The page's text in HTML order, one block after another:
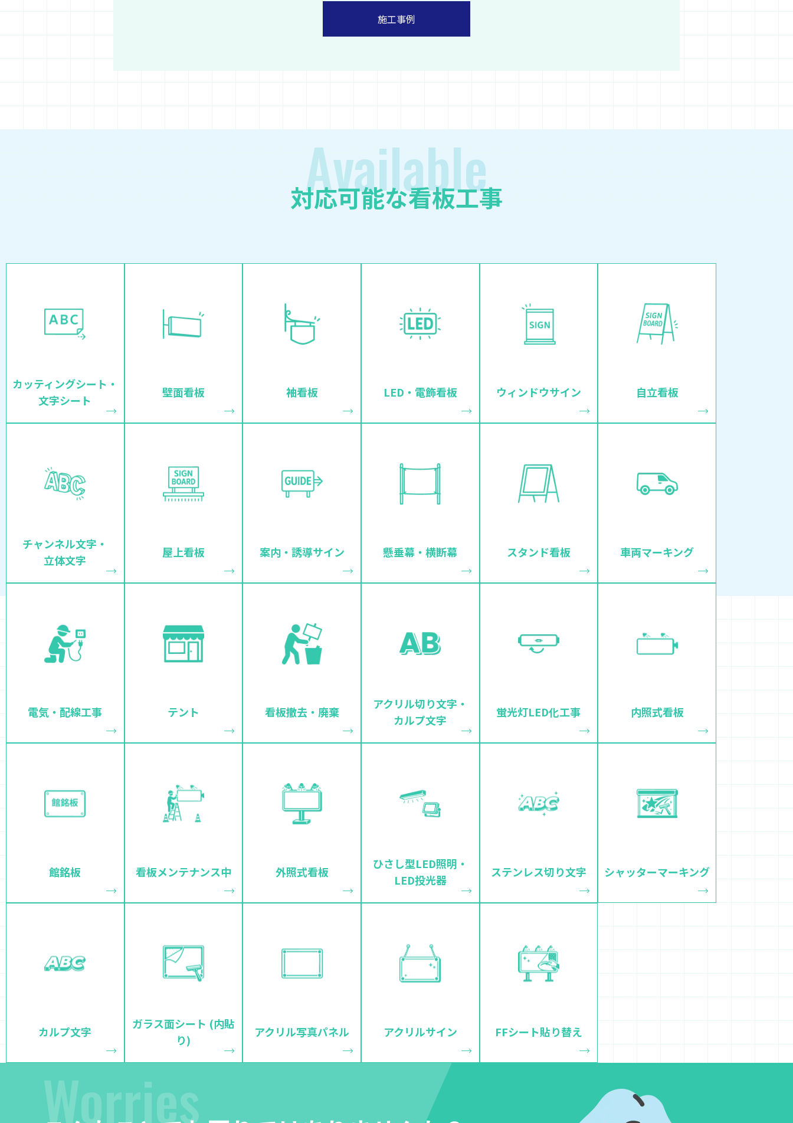
施工事例
Available
対応可能な看板工事
カッティングシート・
文字シート
壁面看板 袖看板 LED・電飾看板 ウィンドウサイン 自立看板
チャンネル文字・
立体文字
屋上看板 案内・誘導サイン 懸垂幕・横断幕 スタンド看板 車両マーキング
電気・配線工事 テント 看板撤去・廃棄
アクリル切り文字・
カルプ文字
蛍光灯LED化工事 内照式看板
館銘板 看板メンテナンス中 外照式看板
ひさし型LED照明・
LED投光器
ステンレス切り文字 シャッターマーキング
カルプ文字
ガラス面シート (内貼
り)
アクリル写真パネル アクリルサイン FFシート貼り替え
Worries